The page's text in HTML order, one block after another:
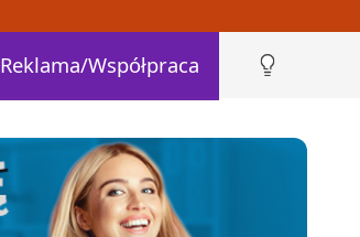
Reklama/Współpraca